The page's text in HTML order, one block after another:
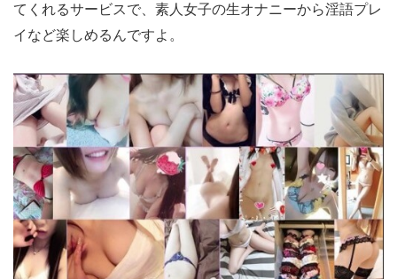
てくれるサービスで、素人女子の生オナニーから淫語プレ
イなど楽しめるんですよ。